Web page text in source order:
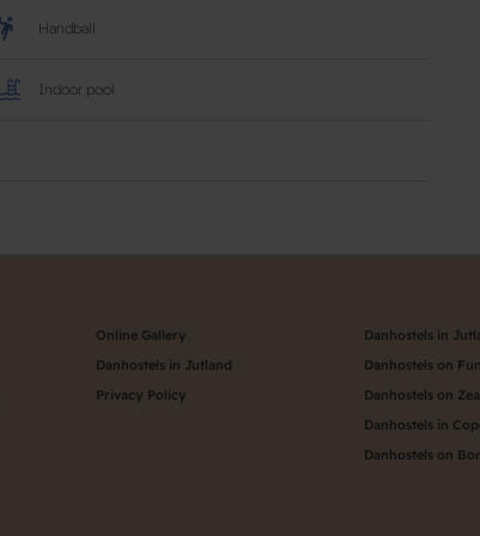
Handball
Indoor pool
Online Gallery
Danhostels in Jutland
Privacy Policy
Danhostels in
Danhostels on
Danhostels on
Danhostels in
Danhostels on